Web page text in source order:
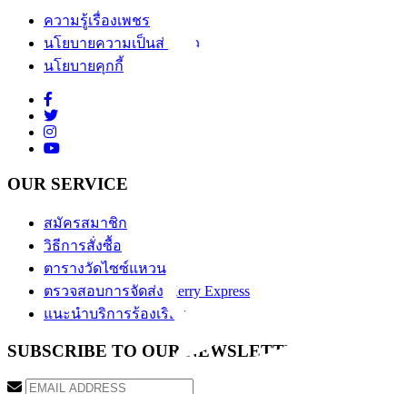
ความรู้เรื่องเพชร
นโยบายความเป็นส่วนตัว
นโยบายคุกกี้
OUR SERVICE
สมัครสมาชิก
วิธีการสั่งซื้อ
ตารางวัดไซซ์แหวน
ตรวจสอบการจัดส่ง Kerry Express
แนะนำบริการร้องเรียน
SUBSCRIBE TO OUR NEWSLETTER